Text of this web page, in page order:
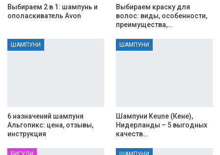
Выбираем 2 в 1: шампунь и
ополаскиватель Avon
Выбираем краску для
волос: виды, особенности,
преимущества,…
ШАМПУНИ
6 назначений шампуня
Альгопикс: цена, отзывы,
инструкция
ШАМПУНИ
Шампуни Keune (Кене),
Нидерланды – 5 выгодных
качеств…